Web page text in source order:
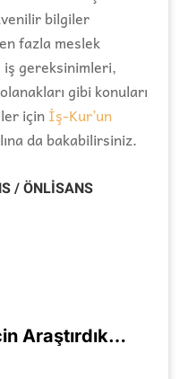
bilgiler
fazla meslek
iş gereksinimleri,
gibi konuları
içinİş-Kur’un
da bakabilirsiniz.
/ ÖNLİSANS
Araştırdık…